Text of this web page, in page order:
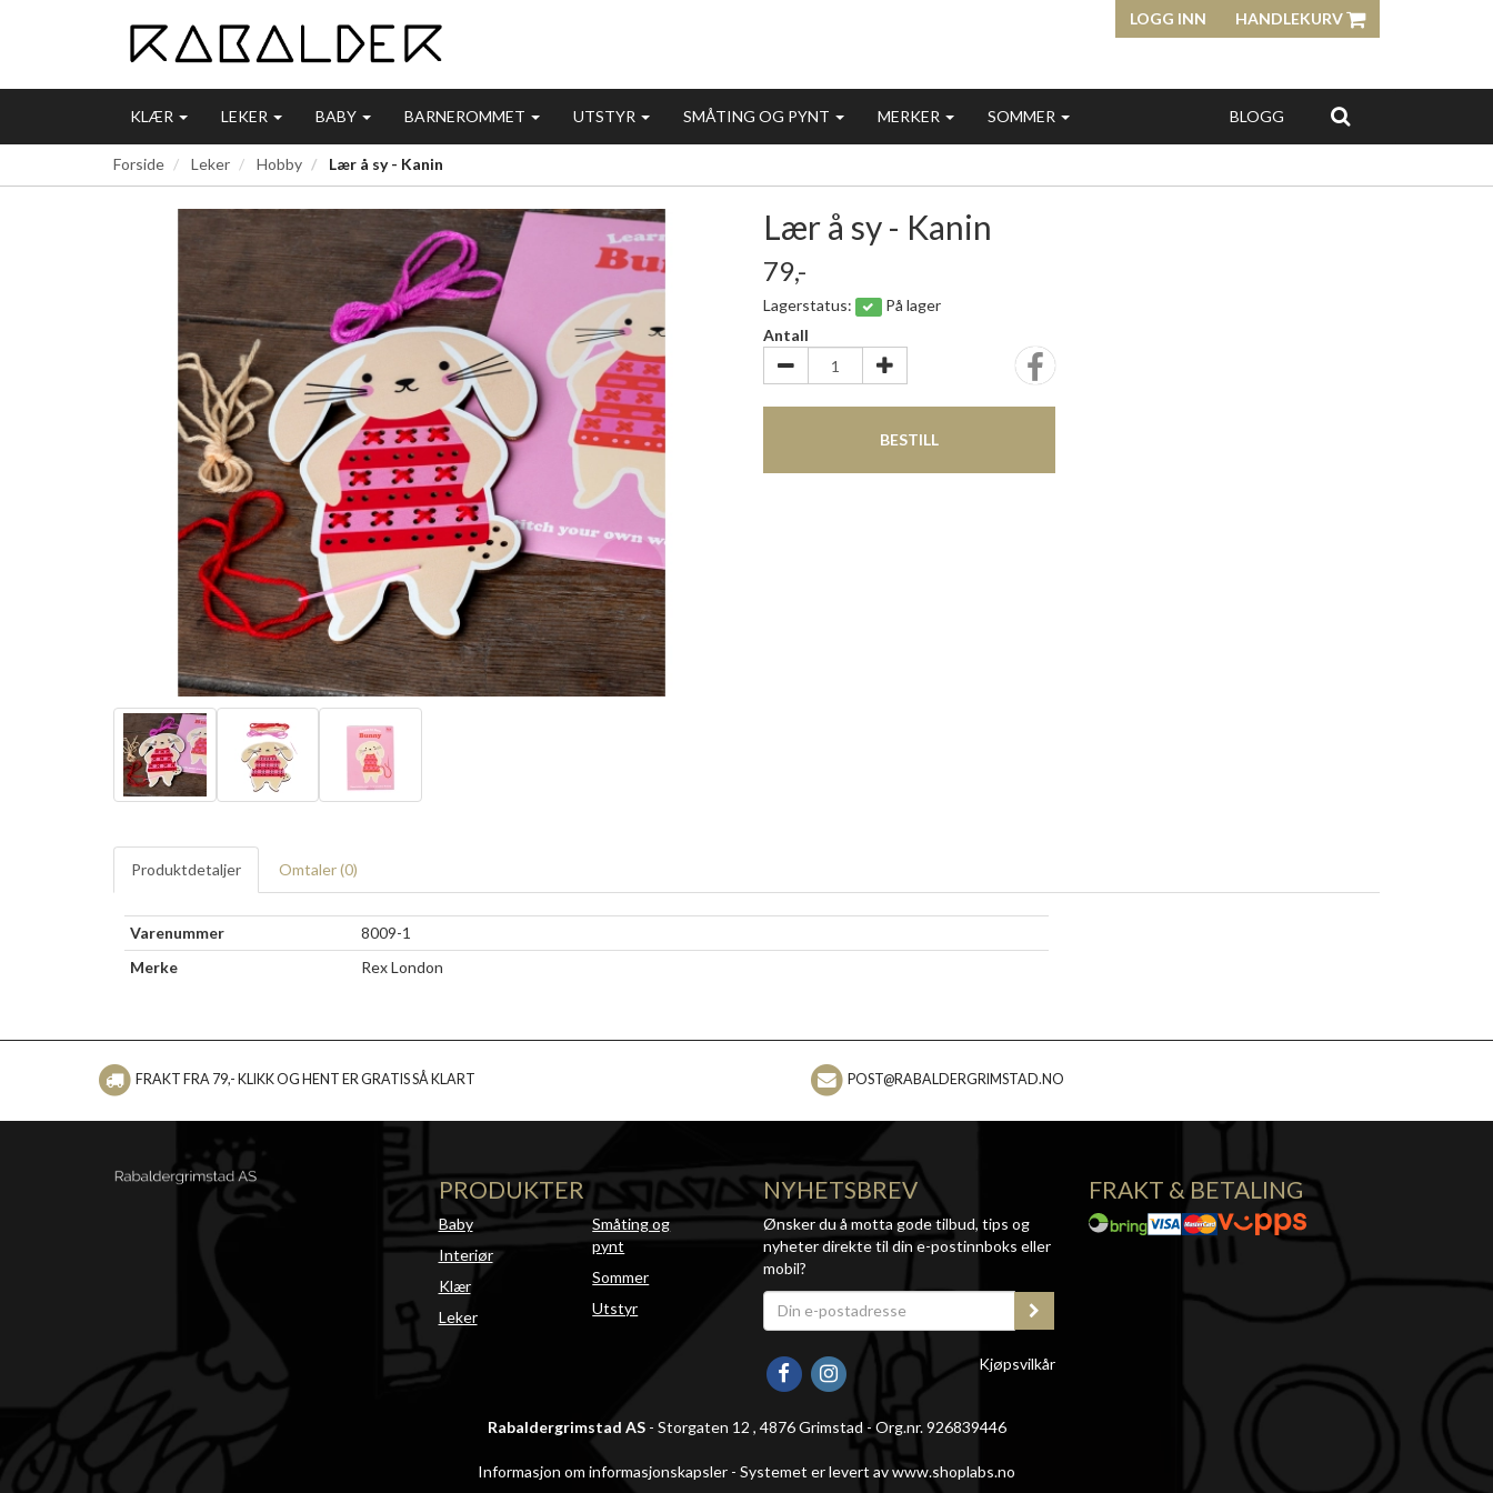
LOGG INN HANDLEKURV
KLÆR LEKER BABY BARNEROMMET UTSTYR SMÅTING OG PYNT MERKER SOMMER BLOGG
Forside Leker Hobby Lær å sy - Kanin
Lær å sy - Kanin
79,-
Lagerstatus:
På lager
Antall
BESTILL
Produktdetaljer Omtaler (0)
Varenummer
8009-1
Merke
Rex London
FRAKT FRA 79,- KLIKK OG HENT ER GRATIS SÅ KLART POST@RABALDERGRIMSTAD.NO
PRODUKTER
Baby
Interiør
Klær
Leker
Småting og
pynt
Sommer
Utstyr
NYHETSBREV
Ønsker du å motta gode tilbud, tips og
nyheter direkte til din e-postinnboks eller
mobil?
Kjøpsvilkår
FRAKT & BETALING
Rabaldergrimstad AS- Storgaten 12 , 4876 Grimstad - Org.nr. 926839446
Informasjon om informasjonskapsler - Systemet er levert av www.shoplabs.no